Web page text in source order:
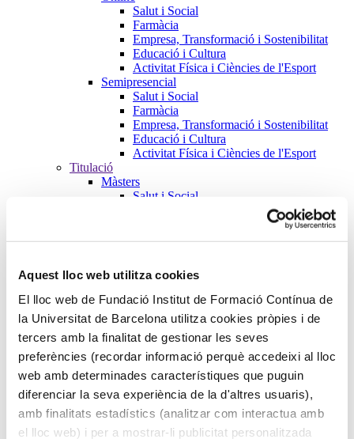
Aquest lloc web utilitza cookies
El lloc web de Fundació Institut de Formació Contínua de
la Universitat de Barcelona utilitza cookies pròpies i de
tercers amb la finalitat de gestionar les seves
preferències (recordar informació perquè accedeixi al lloc
web amb determinades característiques que puguin
diferenciar la seva experiència de la d'altres usuaris),
amb finalitats estadístics (analitzar com interactua amb
el lloc web) i per a mostrar-li publicitat personalitzada
Salut i Social
Farmàcia
Empresa, Transformació i Sostenibilitat
Educació i Cultura
Activitat Física i Ciències de l'Esport
Semipresencial
Salut i Social
Farmàcia
Empresa, Transformació i Sostenibilitat
Educació i Cultura
Activitat Física i Ciències de l'Esport
Titulació
Màsters
Salut i Social
Empresa, Transformació i Sostenibilitat
Educació i Cultura
Salut i Social
Farmàcia
Educació i Cultura
Activitat Física i Ciències de l'Esport
Cursos
Farmàcia
Empresa, Transformació i Sostenibilitat
Educació i Cultura
Activitat Física i Ciències de l'Esport